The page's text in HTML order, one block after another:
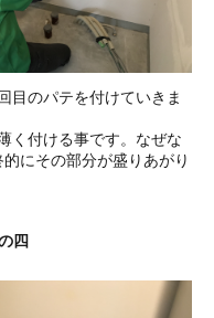
目のパテを付けていきま
く付ける事です。なぜな
にその部分が盛りあがり
四